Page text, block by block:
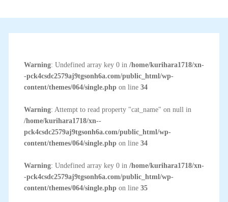
Warning: Undefined array key 0 in /home/kurihara1718/xn-
-pck4csdc2579aj9tgsonh6a.com/public_html/wp-
content/themes/064/single.phpon line 34
Warning: Attempt to read property "cat_name" on null in
/home/kurihara1718/xn--
pck4csdc2579aj9tgsonh6a.com/public_html/wp-
content/themes/064/single.phpon line 34
Warning: Undefined array key 0 in /home/kurihara1718/xn-
-pck4csdc2579aj9tgsonh6a.com/public_html/wp-
content/themes/064/single.phpon line 35